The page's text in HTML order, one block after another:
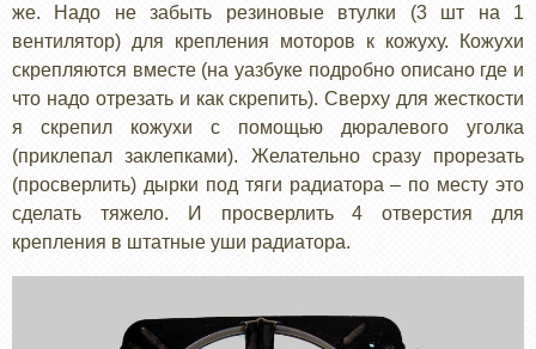
же. Надо не забыть резиновые втулки (3 шт на 1
вентилятор) для крепления моторов к кожуху. Кожухи
скрепляются вместе (на уазбуке подробно описано где и
что надо отрезать и как скрепить). Сверху для жесткости
я скрепил кожухи с помощью дюралевого уголка
(приклепал заклепками). Желательно сразу прорезать
(просверлить) дырки под тяги радиатора – по месту это
сделать тяжело. И просверлить 4 отверстия для
крепления в штатные уши радиатора.